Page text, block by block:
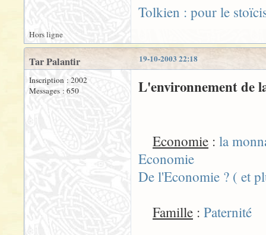
Tolkien : pour le
Hors ligne
19-10-2003 22:18
Tar Palantir
Inscription : 2002
Messages : 650
L'environnement de
Economie : la
Economie
De l'Economie ? ( et
Famille : Paternité